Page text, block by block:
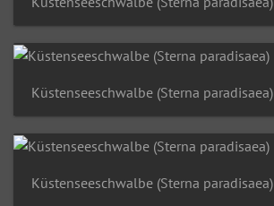
Küstenseeschwalbe (Sterna paradisaea)
Küstenseeschwalbe (Sterna paradisaea)